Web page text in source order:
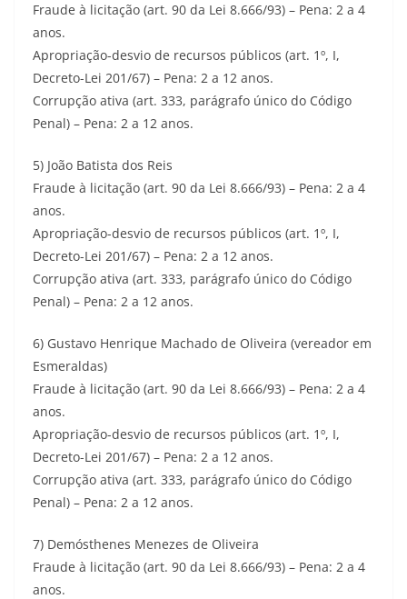
Fraude à licitação (art. 90 da Lei 8.666/93) – Pena: 2 a 4
anos.
Apropriação-desvio de recursos públicos (art. 1º, I,
Decreto-Lei 201/67) – Pena: 2 a 12 anos.
Corrupção ativa (art. 333, parágrafo único do Código
Penal) – Pena: 2 a 12 anos.
5) João Batista dos Reis
Fraude à licitação (art. 90 da Lei 8.666/93) – Pena: 2 a 4
anos.
Apropriação-desvio de recursos públicos (art. 1º, I,
Decreto-Lei 201/67) – Pena: 2 a 12 anos.
Corrupção ativa (art. 333, parágrafo único do Código
Penal) – Pena: 2 a 12 anos.
6) Gustavo Henrique Machado de Oliveira (vereador em
Esmeraldas)
Fraude à licitação (art. 90 da Lei 8.666/93) – Pena: 2 a 4
anos.
Apropriação-desvio de recursos públicos (art. 1º, I,
Decreto-Lei 201/67) – Pena: 2 a 12 anos.
Corrupção ativa (art. 333, parágrafo único do Código
Penal) – Pena: 2 a 12 anos.
7) Demósthenes Menezes de Oliveira
Fraude à licitação (art. 90 da Lei 8.666/93) – Pena: 2 a 4
anos.